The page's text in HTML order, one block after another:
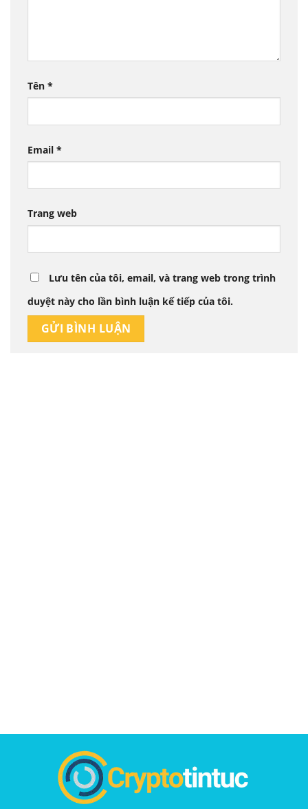
Tên *
Email *
Trang web
Lưu tên của tôi, email, và trang web trong trình
duyệt này cho lần bình luận kế tiếp của tôi.